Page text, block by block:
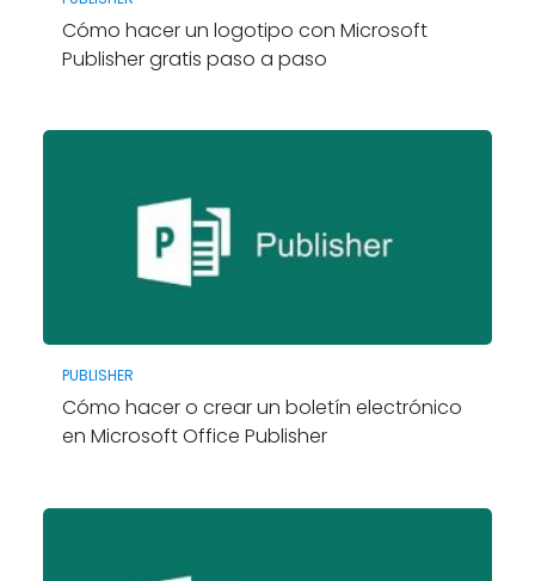
Cómo hacer un logotipo con Microsoft
Publisher gratis paso a paso
PUBLISHER
Cómo hacer o crear un boletín electrónico
en Microsoft Office Publisher